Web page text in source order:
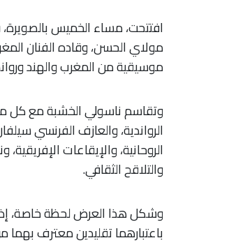
افتتحت، مساء الخميس
مولاي الحسن، وقاده الفنان
موسيقية من المغرب والهند
وتقاسم ناسولي الخشبة مع كل من
الرواندية، والعازف الفرنسي
الروحانية، والإيقاعات
والتلاقح الثقافي.
وشكل هذا العرض لحظة خاصة، إذ
باعتبارهما تقليدين معترف بهما